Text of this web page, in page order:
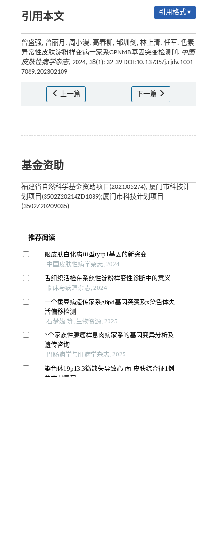
引用本文 引用格式 ▾
曾盛强, 曾丽月, 周小漫, 高春柳, 邹圳剑, 林上清, 任军. 色素
异常性皮肤淀粉样变病一家系GPNMB基因突变检测[J]. 中国
皮肤性病学杂志, 2024, 38(1): 32-39 DOI:10.13735/j.cjdv.1001-
7089.202302109
上一篇 下一篇
基金资助
福建省自然科学基金资助项目(2021J05274); 厦门市科技计
划项目(3502Z20214ZD1039);厦门市科技计划项目
(3502Z20209035)